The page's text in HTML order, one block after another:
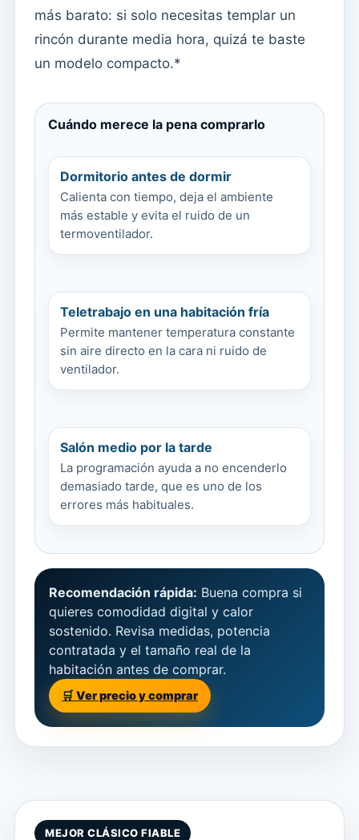
más barato: si solo necesitas templar un
rincón durante media hora, quizá te baste
un modelo compacto.*
Cuándo merece la pena comprarlo
Dormitorio antes de dormir
Calienta con tiempo, deja el ambiente
más estable y evita el ruido de un
termoventilador.
Teletrabajo en una habitación fría
Permite mantener temperatura constante
sin aire directo en la cara ni ruido de
ventilador.
Salón medio por la tarde
La programación ayuda a no encenderlo
demasiado tarde, que es uno de los
errores más habituales.
Recomendación rápida: Buena compra si
quieres comodidad digital y calor
sostenido. Revisa medidas, potencia
contratada y el tamaño real de la
habitación antes de comprar.
🛒 Ver precio y comprar
MEJOR CLÁSICO FIABLE